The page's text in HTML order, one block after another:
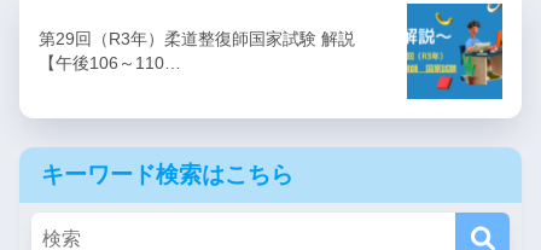
第29回（R3年）柔道整復師国家試験 解説
【午後106～110…
キーワード検索はこちら